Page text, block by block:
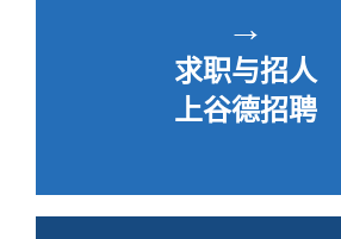
→
求职与招人
上谷德招聘